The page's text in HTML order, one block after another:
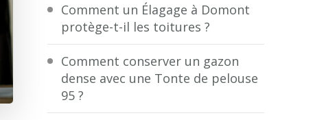
Comment un Élagage à Domont
protège-t-il les toitures ?
Comment conserver un gazon
dense avec une Tonte de pelouse
95 ?